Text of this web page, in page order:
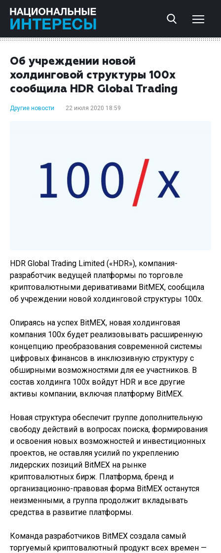
Об учреждении новой
холдинговой структуры 100x
сообщила HDR Global Trading
Другие новости 22 июля 2020 18:59
HDR Global Trading Limited («HDR»), компания-
разработчик ведущей платформы по торговле
криптовалютными деривативами BitMEX, сообщила
об учреждении новой холдинговой структуры 100x.
Опираясь на успех BitMEX, новая холдинговая
компания 100x будет реализовывать расширенную
концепцию преобразования современной системы
цифровых финансов в инклюзивную структуру с
обширными возможностями для ее участников. В
состав холдинга 100x войдут HDR и все другие
активы компании, включая платформу BitMEX.
Новая структура обеспечит группе дополнительную
свободу действий в вопросах поиска, формирования
и освоения новых возможностей и инвестиционных
проектов, не оставляя усилий по укреплению
лидерских позиций BitMEX на рынке
криптовалютных бирж. Платформа, бренд и
организационно-правовая форма BitMEX останутся
неизменными, а группа продолжит вкладывать
средства в развитие платформы.
Команда разработчиков BitMEX создала самый
торгуемый криптовалютный продукт всех времен —